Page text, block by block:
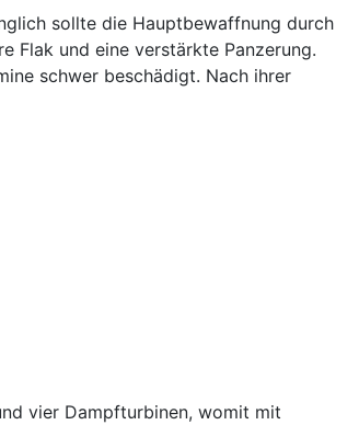
sollte die Hauptbewaffnung durch
Flak und eine verstärkte Panzerung.
schwer beschädigt. Nach ihrer
vier Dampfturbinen, womit mit